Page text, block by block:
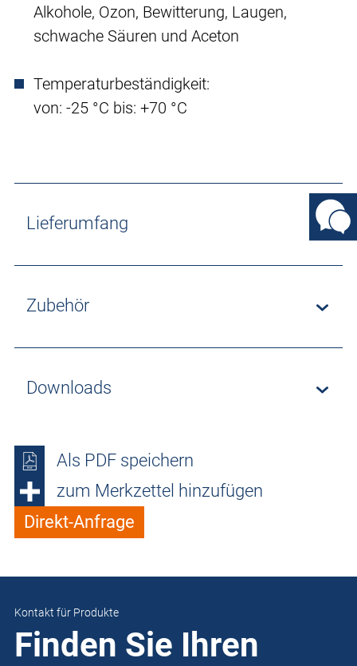
Alkohole, Ozon, Bewitterung, Laugen,
schwache Säuren und Aceton
Temperaturbeständigkeit:
von: -25 °C bis: +70 °C
Lieferumfang
Zubehör
Downloads
Als PDF speichern
zum Merkzettel hinzufügen
Direkt-Anfrage
Kontakt für Produkte
Finden Sie Ihren